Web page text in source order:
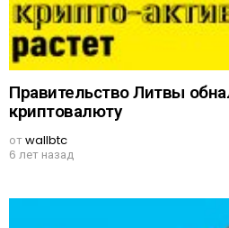
Правительство Литвы
криптовалюту
отwallbtc
6 лет назад